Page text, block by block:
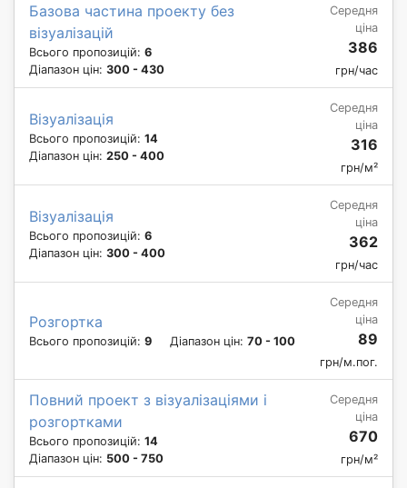
Базова частина проекту без
візуалізацій
Всього пропозицій: 6
Діапазон цін: 300 - 430
Середня
ціна
386
грн/час
Візуалізація
Всього пропозицій: 14
Діапазон цін: 250 - 400
Середня
ціна
316
грн/м²
Візуалізація
Всього пропозицій: 6
Діапазон цін: 300 - 400
Середня
ціна
362
грн/час
Розгортка
Всього пропозицій: 9 Діапазон цін: 70 - 100
Середня
ціна
89
грн/м.пог.
Повний проект з візуалізаціями і
розгортками
Всього пропозицій: 14
Діапазон цін: 500 - 750
Середня
ціна
670
грн/м²